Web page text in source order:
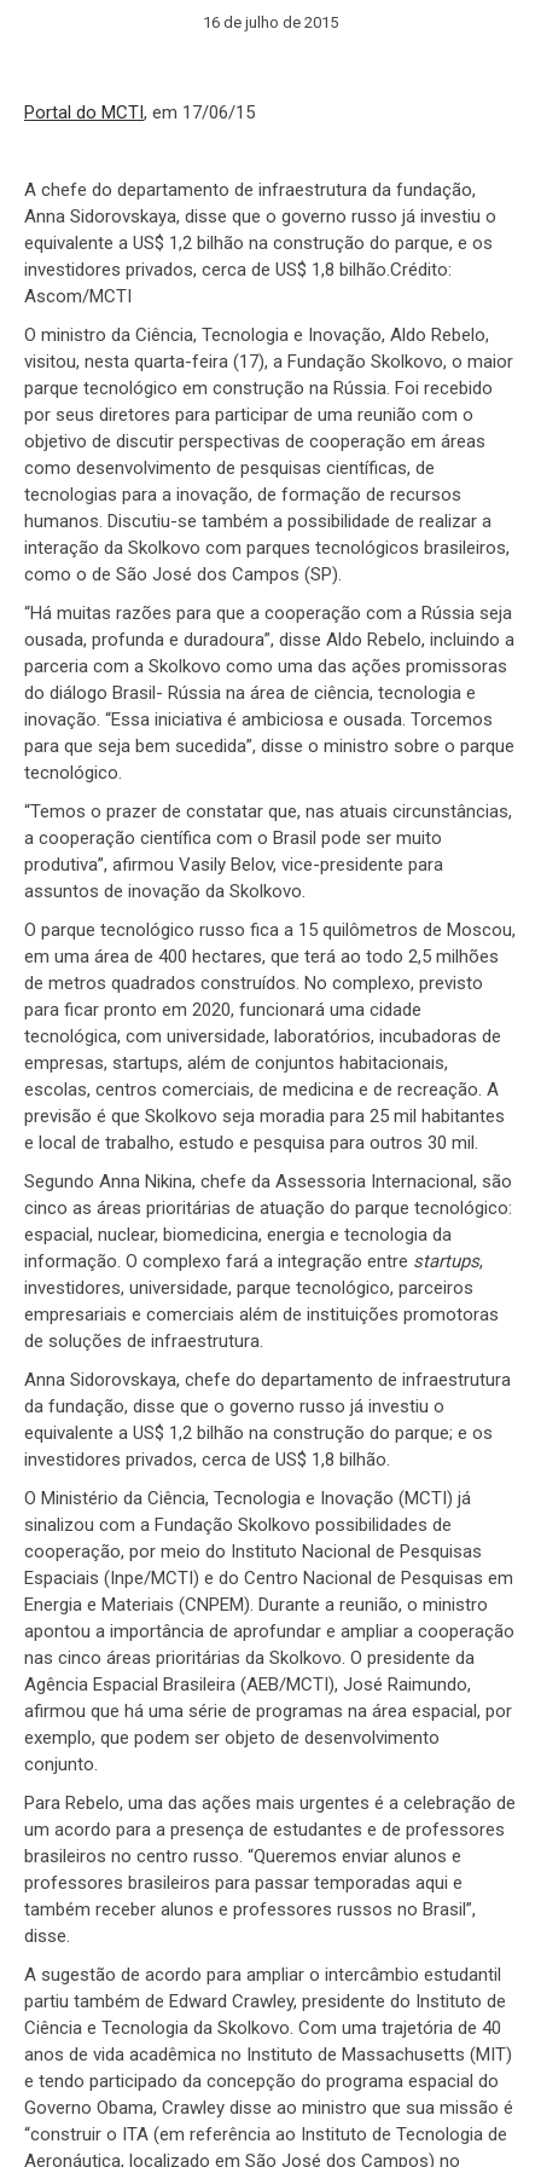
16 de julho de 2015
Portal do MCTI, em 17/06/15
A chefe do departamento de infraestrutura da fundação,
Anna Sidorovskaya, disse que o governo russo já investiu o
equivalente a US$ 1,2 bilhão na construção do parque, e os
investidores privados, cerca de US$ 1,8 bilhão.Crédito:
Ascom/MCTI
O ministro da Ciência, Tecnologia e Inovação, Aldo Rebelo,
visitou, nesta quarta-feira (17), a Fundação Skolkovo, o maior
parque tecnológico em construção na Rússia. Foi recebido
por seus diretores para participar de uma reunião com o
objetivo de discutir perspectivas de cooperação em áreas
como desenvolvimento de pesquisas científicas, de
tecnologias para a inovação, de formação de recursos
humanos. Discutiu-se também a possibilidade de realizar a
interação da Skolkovo com parques tecnológicos brasileiros,
como o de São José dos Campos (SP).
“Há muitas razões para que a cooperação com a Rússia seja
ousada, profunda e duradoura”, disse Aldo Rebelo, incluindo a
parceria com a Skolkovo como uma das ações promissoras
do diálogo Brasil- Rússia na área de ciência, tecnologia e
inovação. “Essa iniciativa é ambiciosa e ousada. Torcemos
para que seja bem sucedida”, disse o ministro sobre o parque
tecnológico.
“Temos o prazer de constatar que, nas atuais circunstâncias,
a cooperação científica com o Brasil pode ser muito
produtiva”, afirmou Vasily Belov, vice-presidente para
assuntos de inovação da Skolkovo.
O parque tecnológico russo fica a 15 quilômetros de Moscou,
em uma área de 400 hectares, que terá ao todo 2,5 milhões
de metros quadrados construídos. No complexo, previsto
para ficar pronto em 2020, funcionará uma cidade
tecnológica, com universidade, laboratórios, incubadoras de
empresas, startups, além de conjuntos habitacionais,
escolas, centros comerciais, de medicina e de recreação. A
previsão é que Skolkovo seja moradia para 25 mil habitantes
e local de trabalho, estudo e pesquisa para outros 30 mil.
Segundo Anna Nikina, chefe da Assessoria Internacional, são
cinco as áreas prioritárias de atuação do parque tecnológico:
espacial, nuclear, biomedicina, energia e tecnologia da
informação. O complexo fará a integração entre startups,
investidores, universidade, parque tecnológico, parceiros
empresariais e comerciais além de instituições promotoras
de soluções de infraestrutura.
Anna Sidorovskaya, chefe do departamento de infraestrutura
da fundação, disse que o governo russo já investiu o
equivalente a US$ 1,2 bilhão na construção do parque; e os
investidores privados, cerca de US$ 1,8 bilhão.
O Ministério da Ciência, Tecnologia e Inovação (MCTI) já
sinalizou com a Fundação Skolkovo possibilidades de
cooperação, por meio do Instituto Nacional de Pesquisas
Espaciais (Inpe/MCTI) e do Centro Nacional de Pesquisas em
Energia e Materiais (CNPEM). Durante a reunião, o ministro
apontou a importância de aprofundar e ampliar a cooperação
nas cinco áreas prioritárias da Skolkovo. O presidente da
Agência Espacial Brasileira (AEB/MCTI), José Raimundo,
afirmou que há uma série de programas na área espacial, por
exemplo, que podem ser objeto de desenvolvimento
conjunto.
Para Rebelo, uma das ações mais urgentes é a celebração de
um acordo para a presença de estudantes e de professores
brasileiros no centro russo. “Queremos enviar alunos e
professores brasileiros para passar temporadas aqui e
também receber alunos e professores russos no Brasil”,
disse.
A sugestão de acordo para ampliar o intercâmbio estudantil
partiu também de Edward Crawley, presidente do Instituto de
Ciência e Tecnologia da Skolkovo. Com uma trajetória de 40
anos de vida acadêmica no Instituto de Massachusetts (MIT)
e tendo participado da concepção do programa espacial do
Governo Obama, Crawley disse ao ministro que sua missão é
“construir o ITA (em referência ao Instituto de Tecnologia de
Aeronáutica, localizado em São José dos Campos) no